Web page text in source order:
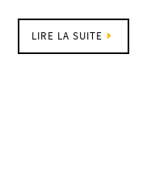
LIRE LA SUITE